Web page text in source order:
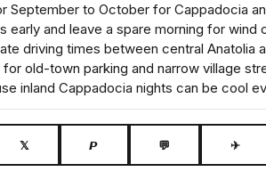
September to October for Cappadocia
early and leave a spare morning for wind
driving times between central Anatolia
old-town parking and narrow village
inland Cappadocia nights can be cool
𝕏 𝙋 💬 ✈